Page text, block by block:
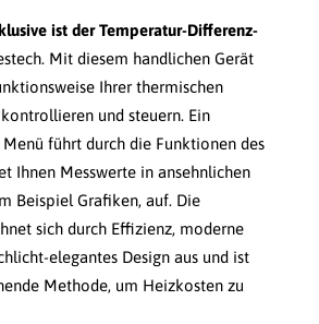
ist der Temperatur-Differenz-
Mit diesem handlichen Gerät
Ihrer thermischen
und steuern. Ein
führt durch die Funktionen des
Ihnen Messwerte in ansehnlichen
Beispiel Grafiken, auf. Die
sich durch Effizienz, moderne
elegantes Design aus und ist
Methode, um Heizkosten zu